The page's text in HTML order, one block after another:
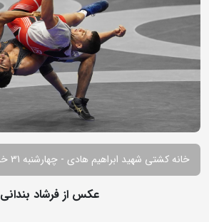
خانه کشتی شهید ابراهیم هادی - چهارشنبه 31 خردادماه
عکس از فرشاد بندانی